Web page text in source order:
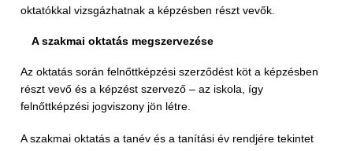
oktatókkal vizsgázhatnak a képzésben részt vevők.
A szakmai oktatás megszervezése
Az oktatás során felnőttképzési szerződést köt a képzésben
részt vevő és a képzést szervező – az iskola, így
felnőttképzési jogviszony jön létre.
A szakmai oktatás a tanév és a tanítási év rendjére tekintet